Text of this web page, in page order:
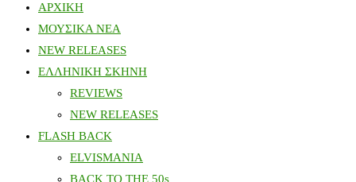
ΑΡΧΙΚΗ
ΜΟΥΣΙΚΑ ΝΕΑ
NEW RELEASES
ΕΛΛΗΝΙΚΗ ΣΚΗΝΗ
REVIEWS
NEW RELEASES
FLASH BACK
ELVISMANIA
BACK TO THE 50s